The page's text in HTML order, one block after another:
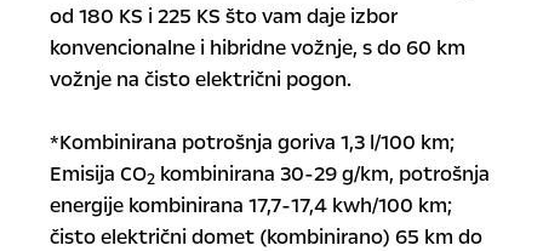
od 180 KS i 225 KS što vam daje izbor
konvencionalne i hibridne vožnje, s do 60 km
vožnje na čisto električni pogon.
*Kombinirana potrošnja goriva 1,3 l/100 km;
Emisija CO2kombinirana 30-29 g/km, potrošnja
energije kombinirana 17,7-17,4 kwh/100 km;
čisto električni domet (kombinirano) 65 km do